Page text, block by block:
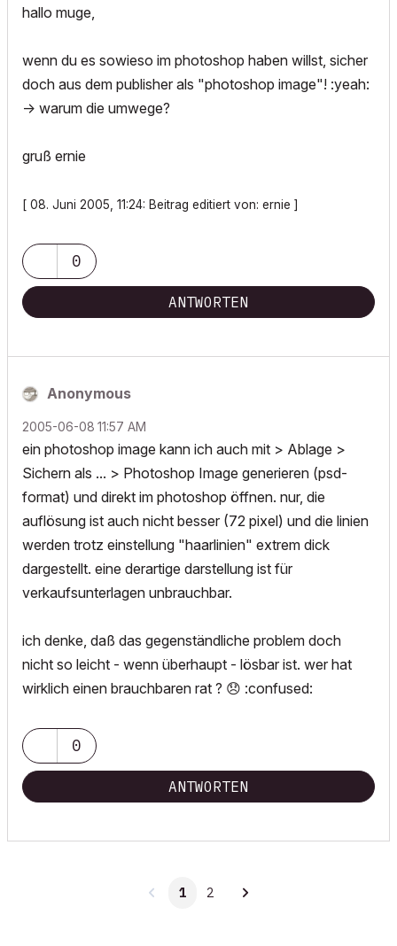
hallo muge,
wenn du es sowieso im photoshop haben willst, sicher
doch aus dem publisher als "photoshop image"! :yeah:
-> warum die umwege?
gruß ernie
[ 08. Juni 2005, 11:24: Beitrag editiert von: ernie ]
0
ANTWORTEN
Anonymous
‎2005-06-08 11:57 AM
ein photoshop image kann ich auch mit > Ablage >
Sichern als ... > Photoshop Image generieren (psd-
format) und direkt im photoshop öffnen. nur, die
auflösung ist auch nicht besser (72 pixel) und die linien
werden trotz einstellung "haarlinien" extrem dick
dargestellt. eine derartige darstellung ist für
verkaufsunterlagen unbrauchbar.
ich denke, daß das gegenständliche problem doch
nicht so leicht - wenn überhaupt - lösbar ist. wer hat
wirklich einen brauchbaren rat ? 😞 :confused:
0
ANTWORTEN
1 2